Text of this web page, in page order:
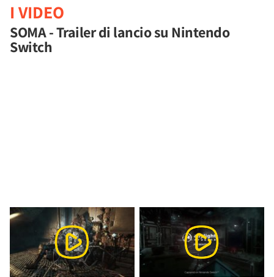
I VIDEO
SOMA - Trailer di lancio su Nintendo
Switch